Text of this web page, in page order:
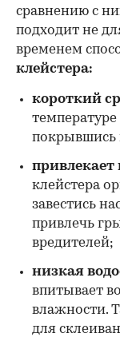
сравнению с
подходит не
временем
клейстера:
короткий
покрывшись
привлекает
клейстера
завестись
привлечь
вредителей;
низкая
впитывает
влажности.
для